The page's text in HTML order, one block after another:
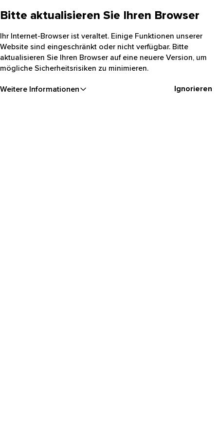
Bitte aktualisieren Sie Ihren Browser
Ihr Internet-Browser ist veraltet. Einige Funktionen unserer
Website sind eingeschränkt oder nicht verfügbar. Bitte
aktualisieren Sie Ihren Browser auf eine neuere Version, um
mögliche Sicherheitsrisiken zu minimieren.
Weitere Informationen Ignorieren